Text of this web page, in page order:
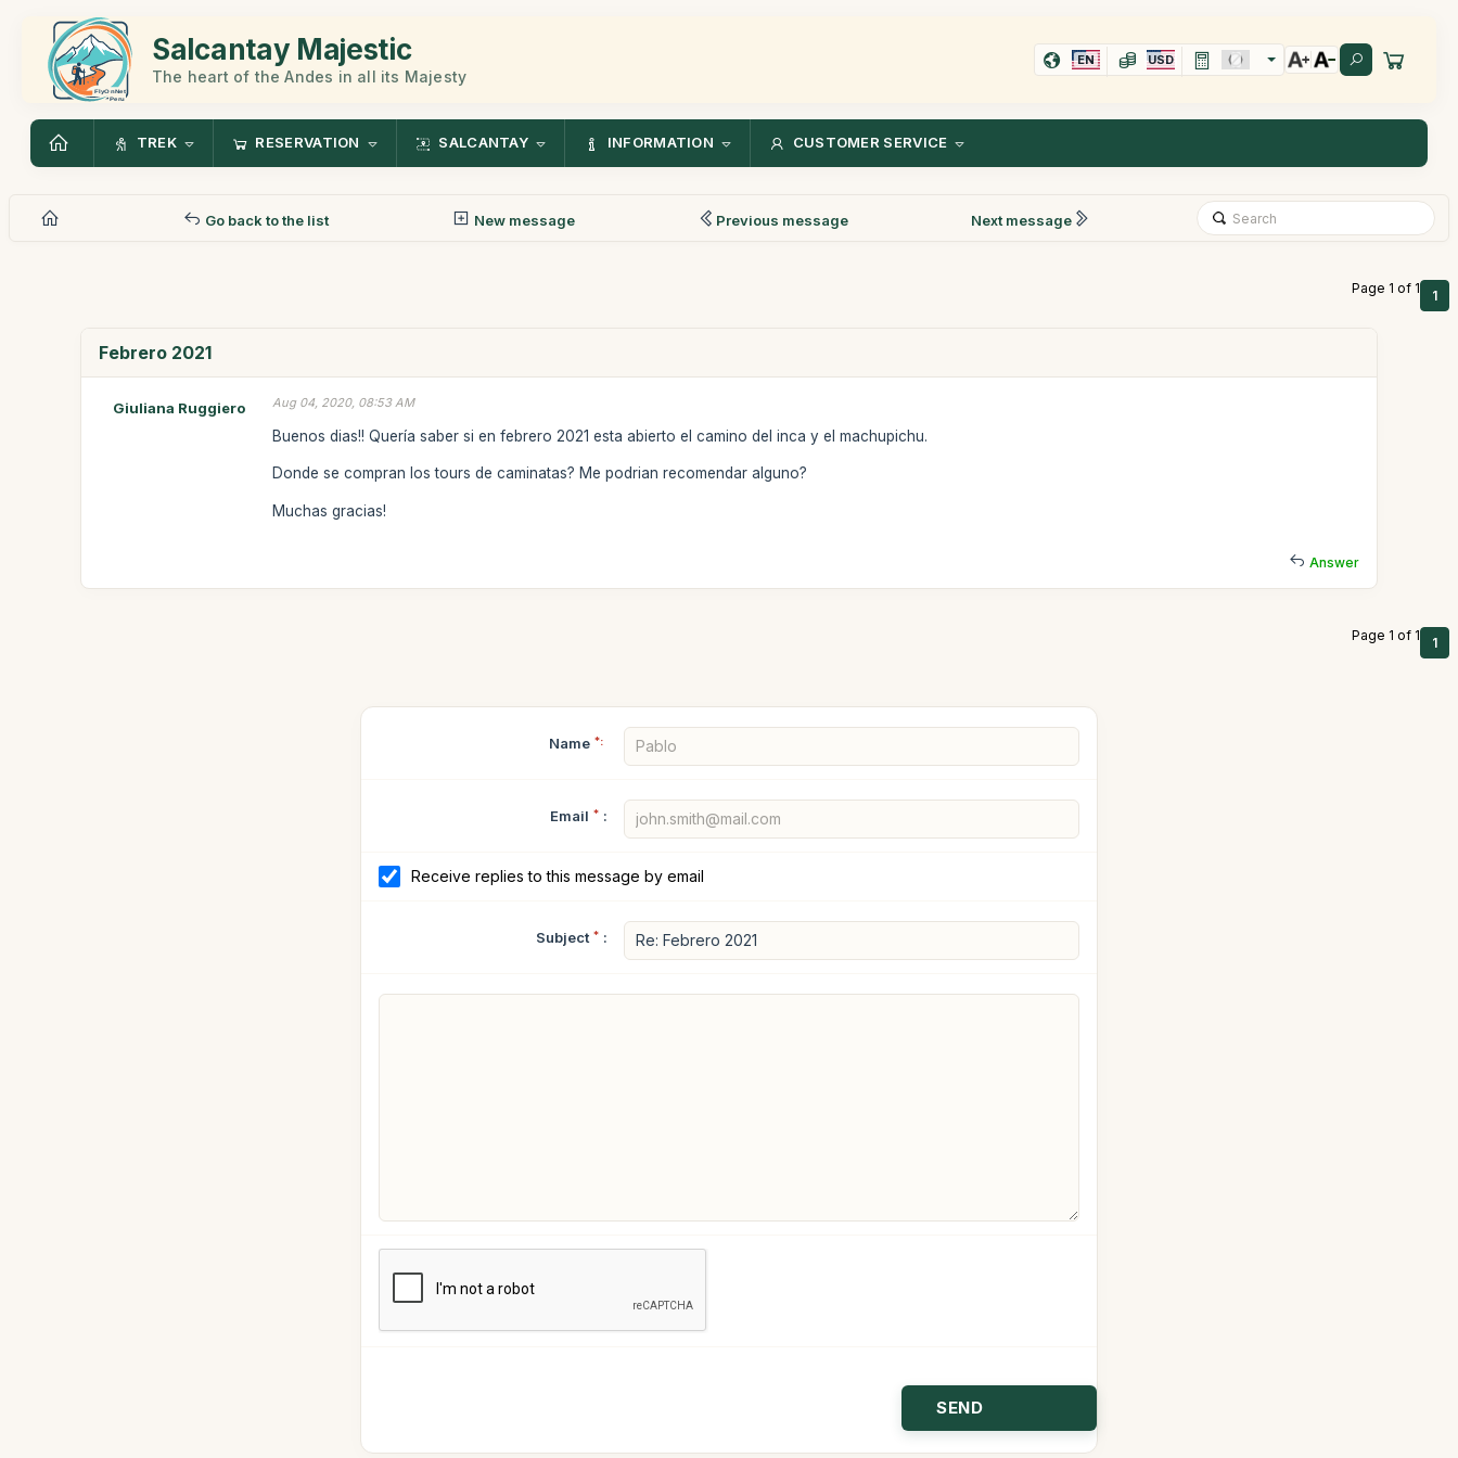
Salcantay Majestic
The heart of the Andes in all its Majesty
EN USD
TREK RESERVATION SALCANTAY INFORMATION CUSTOMER SERVICE
Go back to the list New message Previous message Next message
Page 1 of 1 1
Febrero 2021
Giuliana Ruggiero Aug 04, 2020, 08:53 AM
Buenos dias!! Quería saber si en febrero 2021 esta abierto el camino del inca y el machupichu.
Donde se compran los tours de caminatas? Me podrian recomendar alguno?
Muchas gracias!
Answer
Page 1 of 1 1
Name *:
Email * :
Receive replies to this message by email
Subject * :